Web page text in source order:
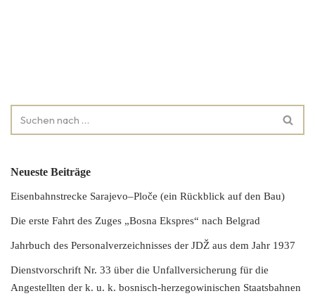
Neueste Beiträge
Eisenbahnstrecke Sarajevo–Ploče (ein Rückblick auf den Bau)
Die erste Fahrt des Zuges „Bosna Ekspres“ nach Belgrad
Jahrbuch des Personalverzeichnisses der JDŽ aus dem Jahr 1937
Dienstvorschrift Nr. 33 über die Unfallversicherung für die
Angestellten der k. u. k. bosnisch-herzegowinischen Staatsbahnen